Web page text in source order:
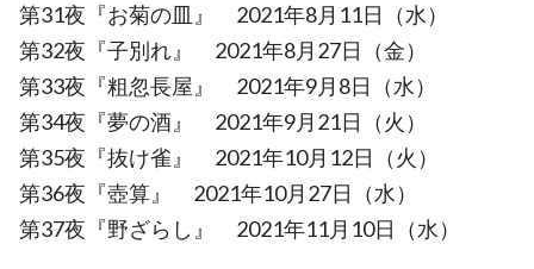
第31夜『お菊の皿』 2021年8月11日（水）
第32夜『子別れ』 2021年8月27日（金）
第33夜『粗忽長屋』 2021年9月8日（水）
第34夜『夢の酒』 2021年9月21日（火）
第35夜『抜け雀』 2021年10月12日（火）
第36夜『壺算』 2021年10月27日（水）
第37夜『野ざらし』 2021年11月10日（水）